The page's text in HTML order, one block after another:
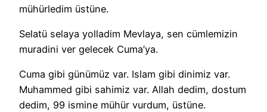
mühürledim üstüne.
Selatü selaya yolladim Mevlaya, sen cümlemizin
muradini ver gelecek Cuma’ya.
Cuma gibi günümüz var. Islam gibi dinimiz var.
Muhammed gibi sahimiz var. Allah dedim, dostum
dedim, 99 ismine mühür vurdum, üstüne.